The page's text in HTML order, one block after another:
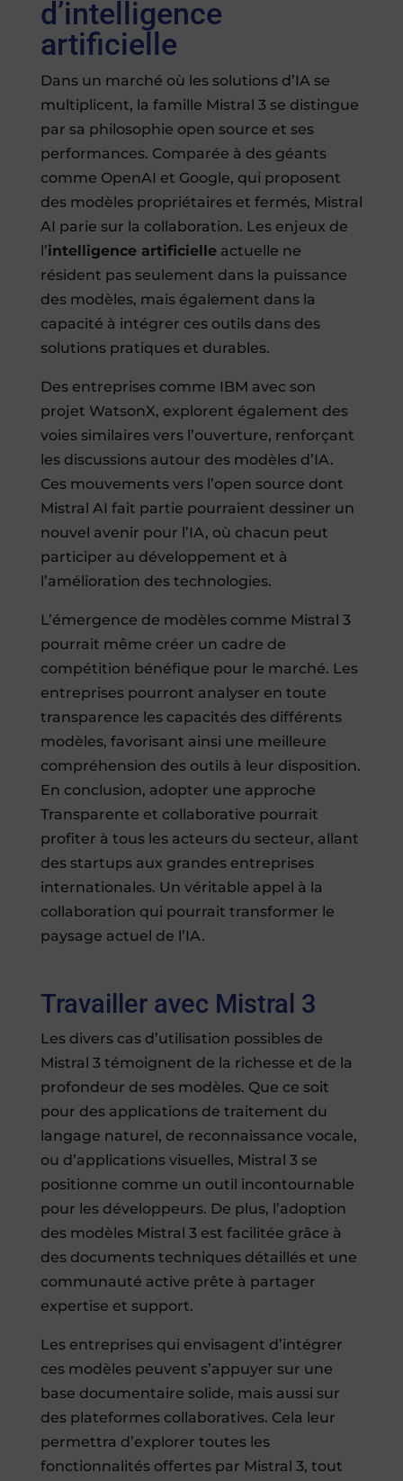
d’intelligence
artificielle
Dans un marché où les solutions d’IA se
multiplicent, la famille Mistral 3 se distingue
par sa philosophie open source et ses
performances. Comparée à des géants
comme OpenAI et Google, qui proposent
des modèles propriétaires et fermés, Mistral
AI parie sur la collaboration. Les enjeux de
l’intelligence artificielleactuelle ne
résident pas seulement dans la puissance
des modèles, mais également dans la
capacité à intégrer ces outils dans des
solutions pratiques et durables.
Des entreprises comme IBM avec son
projet WatsonX, explorent également des
voies similaires vers l’ouverture, renforçant
les discussions autour des modèles d’IA.
Ces mouvements vers l’open source dont
Mistral AI fait partie pourraient dessiner un
nouvel avenir pour l’IA, où chacun peut
participer au développement et à
l’amélioration des technologies.
L’émergence de modèles comme Mistral 3
pourrait même créer un cadre de
compétition bénéfique pour le marché. Les
entreprises pourront analyser en toute
transparence les capacités des différents
modèles, favorisant ainsi une meilleure
compréhension des outils à leur disposition.
En conclusion, adopter une approche
Transparente et collaborative pourrait
profiter à tous les acteurs du secteur, allant
des startups aux grandes entreprises
internationales. Un véritable appel à la
collaboration qui pourrait transformer le
paysage actuel de l’IA.
Travailler avec Mistral 3
Les divers cas d’utilisation possibles de
Mistral 3 témoignent de la richesse et de la
profondeur de ses modèles. Que ce soit
pour des applications de traitement du
langage naturel, de reconnaissance vocale,
ou d’applications visuelles, Mistral 3 se
positionne comme un outil incontournable
pour les développeurs. De plus, l’adoption
des modèles Mistral 3 est facilitée grâce à
des documents techniques détaillés et une
communauté active prête à partager
expertise et support.
Les entreprises qui envisagent d’intégrer
ces modèles peuvent s’appuyer sur une
base documentaire solide, mais aussi sur
des plateformes collaboratives. Cela leur
permettra d’explorer toutes les
fonctionnalités offertes par Mistral 3, tout